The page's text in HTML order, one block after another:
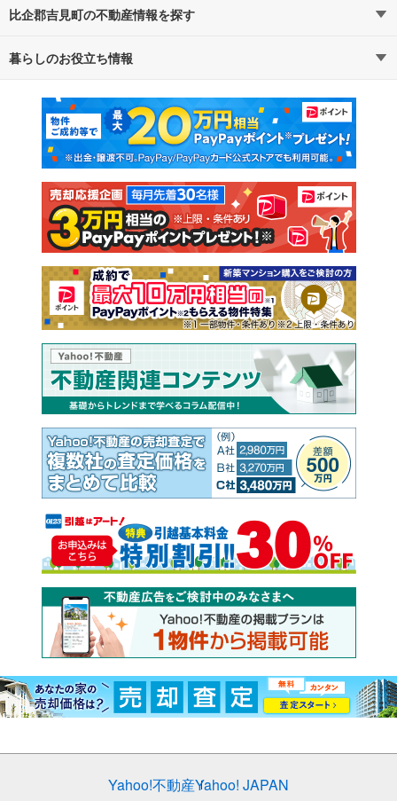
路線・駅から探す
通勤・通学時間から探す
比企郡吉見町の不動産情報を探す
不動産・住宅
新築マンション 中古マンション
新築一戸建て 中古一戸建て
注文住宅 土地
売却査定
暮らしのお役立ち情報
マンションカタログ 教えて！住まいの先生
Yahoo!不動産Yahoo! JAPAN